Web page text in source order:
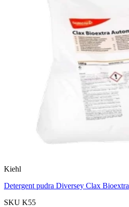
Kiehl
Detergent pudra Diversey Clax Bioextra
SKU K55